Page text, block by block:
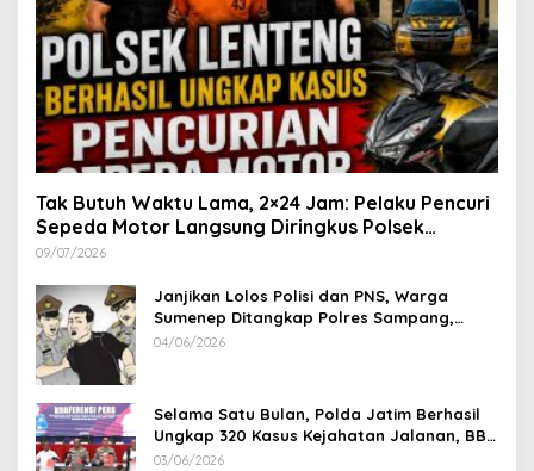
Tak Butuh Waktu Lama, 2×24 Jam: Pelaku Pencuri
Sepeda Motor Langsung Diringkus Polsek
Lenteng di Wilayah Manding
09/07/2026
Janjikan Lolos Polisi dan PNS, Warga
Sumenep Ditangkap Polres Sampang,
Korban Rugi Rp 600 juta
04/06/2026
Selama Satu Bulan, Polda Jatim Berhasil
Ungkap 320 Kasus Kejahatan Jalanan, BB
100 Sepeda Motor dan 12 Mobil Diamankan
03/06/2026